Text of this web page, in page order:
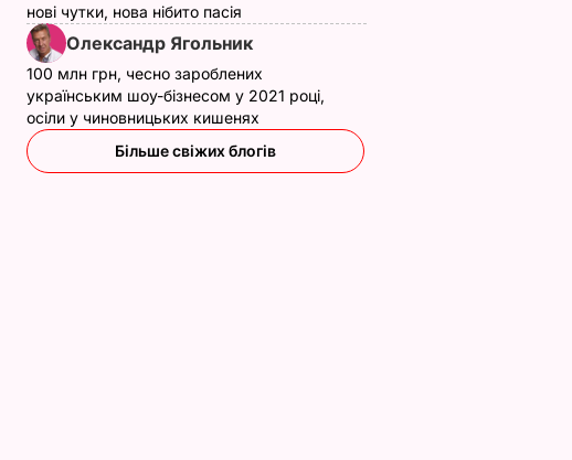
нові чутки, нова нібито пасія
Олександр Ягольник
100 млн грн, чесно зароблених
українським шоу-бізнесом у 2021 році,
осіли у чиновницьких кишенях
Більше свіжих блогів